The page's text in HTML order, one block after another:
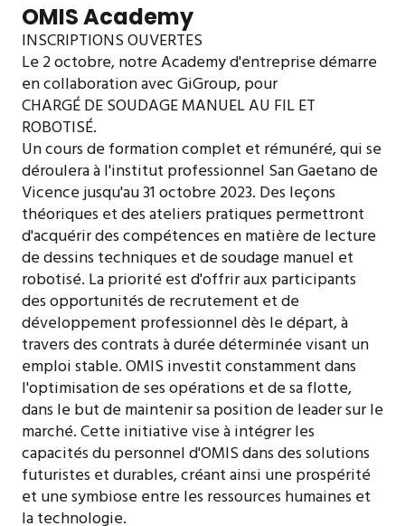
OMIS Academy
INSCRIPTIONS OUVERTES
Le 2 octobre, notre Academy d'entreprise démarre
en collaboration avec GiGroup, pour
CHARGÉ DE SOUDAGE MANUEL AU FIL ET
ROBOTISÉ.
Un cours de formation complet et rémunéré, qui se
déroulera à l'institut professionnel San Gaetano de
Vicence jusqu'au 31 octobre 2023. Des leçons
théoriques et des ateliers pratiques permettront
d'acquérir des compétences en matière de lecture
de dessins techniques et de soudage manuel et
robotisé. La priorité est d'offrir aux participants
des opportunités de recrutement et de
développement professionnel dès le départ, à
travers des contrats à durée déterminée visant un
emploi stable. OMIS investit constamment dans
l'optimisation de ses opérations et de sa flotte,
dans le but de maintenir sa position de leader sur le
marché. Cette initiative vise à intégrer les
capacités du personnel d'OMIS dans des solutions
futuristes et durables, créant ainsi une prospérité
et une symbiose entre les ressources humaines et
la technologie.